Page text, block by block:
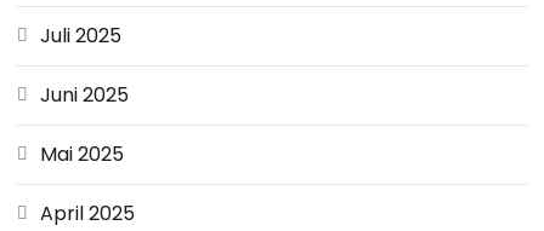
Juli 2025
Juni 2025
Mai 2025
April 2025